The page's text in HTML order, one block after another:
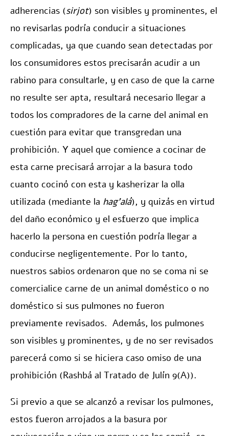
adherencias (sirjot) son visibles y prominentes, el
no revisarlas podría conducir a situaciones
complicadas, ya que cuando sean detectadas por
los consumidores estos precisarán acudir a un
rabino para consultarle, y en caso de que la carne
no resulte ser apta, resultará necesario llegar a
todos los compradores de la carne del animal en
cuestión para evitar que transgredan una
prohibición. Y aquel que comience a cocinar de
esta carne precisará arrojar a la basura todo
cuanto cocinó con esta y kasherizar la olla
utilizada (mediante la hag’alá), y quizás en virtud
del daño económico y el esfuerzo que implica
hacerlo la persona en cuestión podría llegar a
conducirse negligentemente. Por lo tanto,
nuestros sabios ordenaron que no se coma ni se
comercialice carne de un animal doméstico o no
doméstico si sus pulmones no fueron
previamente revisados. Además, los pulmones
son visibles y prominentes, y de no ser revisados
parecerá como si se hiciera caso omiso de una
prohibición (Rashbá al Tratado de Julín 9(A)).
Si previo a que se alcanzó a revisar los pulmones,
estos fueron arrojados a la basura por